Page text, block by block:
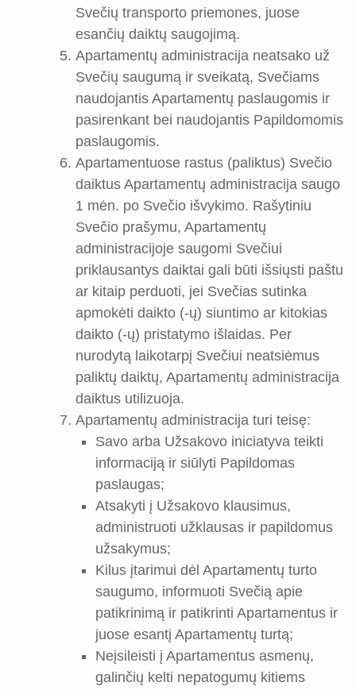
Svečių transporto priemones, juose
esančių daiktų saugojimą.
Apartamentų administracija neatsako už
Svečių saugumą ir sveikatą, Svečiams
naudojantis Apartamentų paslaugomis ir
pasirenkant bei naudojantis Papildomomis
paslaugomis.
Apartamentuose rastus (paliktus) Svečio
daiktus Apartamentų administracija saugo
1 mėn. po Svečio išvykimo. Rašytiniu
Svečio prašymu, Apartamentų
administracijoje saugomi Svečiui
priklausantys daiktai gali būti išsiųsti paštu
ar kitaip perduoti, jei Svečias sutinka
apmokėti daikto (-ų) siuntimo ar kitokias
daikto (-ų) pristatymo išlaidas. Per
nurodytą laikotarpį Svečiui neatsiėmus
paliktų daiktų, Apartamentų administracija
daiktus utilizuoja.
Apartamentų administracija turi teisę:
Savo arba Užsakovo iniciatyva teikti
informaciją ir siūlyti Papildomas
paslaugas;
Atsakyti į Užsakovo klausimus,
administruoti užklausas ir papildomus
užsakymus;
Kilus įtarimui dėl Apartamentų turto
saugumo, informuoti Svečią apie
patikrinimą ir patikrinti Apartamentus ir
juose esantį Apartamentų turtą;
Neįsileisti į Apartamentus asmenų,
galinčių kelti nepatogumų kitiems